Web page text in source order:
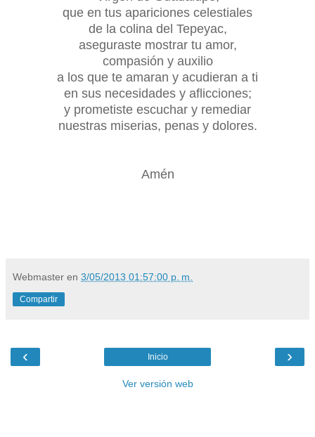
que en tus apariciones celestiales
de la colina del Tepeyac,
aseguraste mostrar tu amor,
compasión y auxilio
a los que te amaran y acudieran a ti
en sus necesidades y aflicciones;
y prometiste escuchar y remediar
nuestras miserias, penas y dolores.
Amén
Webmaster en 3/05/2013 01:57:00 p. m.
Compartir
‹ ›
Inicio
Ver versión web